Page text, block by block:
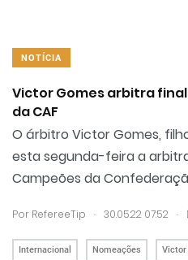
NOTÍCIA
Victor Gomes arbitra
da CAF
O árbitro Victor Gomes,
esta segunda-feira a
Campeões da
Por RefereeTip . 30.05.22 07:52 .
Internacional Nomeações Victor